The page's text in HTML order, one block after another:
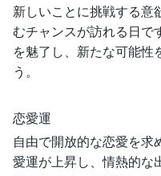
新しいことに挑戦する意
むチャンスが訪れる日で
を魅了し、新たな可能性
う。
恋愛運
自由で開放的な恋愛を
愛運が上昇し、情熱的な